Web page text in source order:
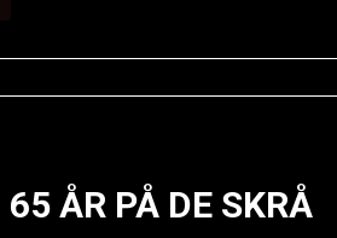
ÅR PÅ DE SKRÅ